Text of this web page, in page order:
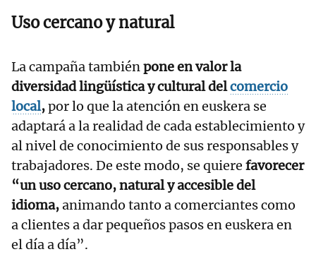
Uso cercano y natural
La campaña tambiénpone en valor la
diversidad lingüística y cultural delcomercio
local,por lo que la atención en euskera se
adaptará a la realidad de cada establecimiento y
al nivel de conocimiento de sus responsables y
trabajadores. De este modo, se quiere favorecer
“un uso cercano, natural y accesible del
idioma,animando tanto a comerciantes como
a clientes a dar pequeños pasos en euskera en
el día a día”.